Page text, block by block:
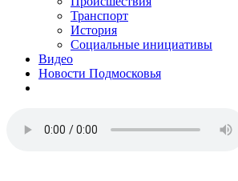
Транспорт
История
Социальные инициативы
Видео
Новости Подмосковья